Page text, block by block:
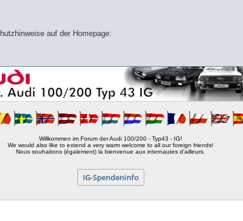
auf der Homepage:
Willkommen im Forum der Audi 100/200 - Typ43 - IG!
We would also like to extend a very warm welcome to all our foreign friends!
Nous souhaitons (également) la bienvenue aux internautes d'ailleurs.
IG-Spendeninfo